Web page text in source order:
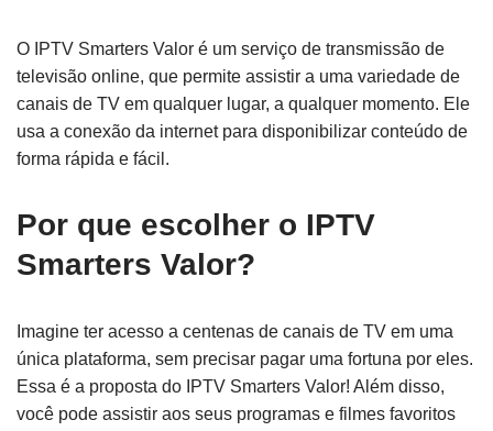
O IPTV Smarters Valor é um serviço de transmissão de
televisão online, que permite assistir a uma variedade de
canais de TV em qualquer lugar, a qualquer momento. Ele
usa a conexão da internet para disponibilizar conteúdo de
forma rápida e fácil.
Por que escolher o IPTV
Smarters Valor?
Imagine ter acesso a centenas de canais de TV em uma
única plataforma, sem precisar pagar uma fortuna por eles.
Essa é a proposta do IPTV Smarters Valor! Além disso,
você pode assistir aos seus programas e filmes favoritos